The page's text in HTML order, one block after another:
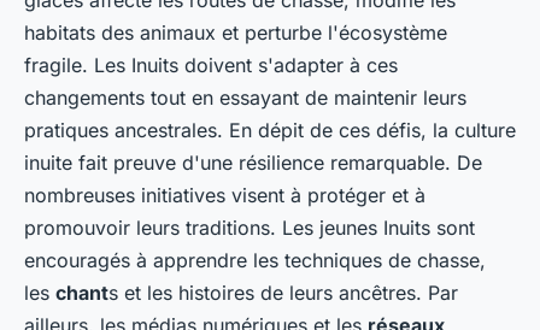
habitats des animaux et perturbe l'écosystème
fragile. Les Inuits doivent s'adapter à ces
changements tout en essayant de maintenir leurs
pratiques ancestrales. En dépit de ces défis, la culture
inuite fait preuve d'une résilience remarquable. De
nombreuses initiatives visent à protéger et à
promouvoir leurs traditions. Les jeunes Inuits sont
encouragés à apprendre les techniques de chasse,
les chants et les histoires de leurs ancêtres. Par